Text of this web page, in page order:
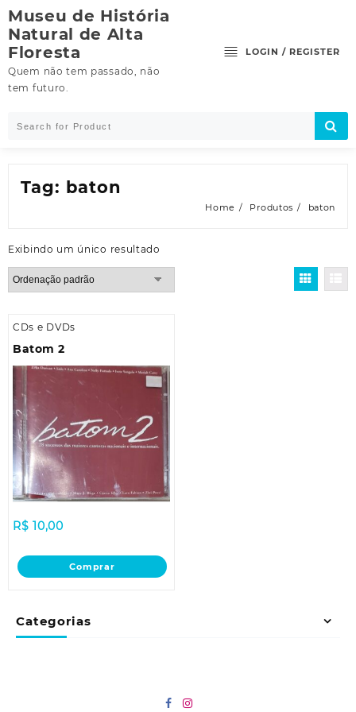
Skip
to
content
Museu de História
Natural de Alta
Floresta
Quem não tem passado, não
tem futuro.
LOGIN / REGISTER
Categorias
Tag: baton
Home Produtos baton
Exibindo um único resultado
CDs e DVDs
Batom 2
R$ 10,00
Comprar